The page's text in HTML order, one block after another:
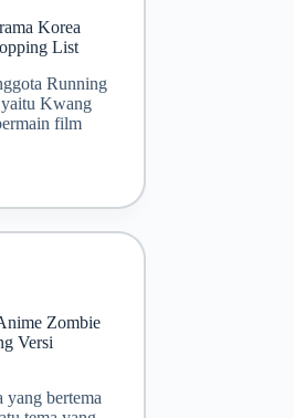
Korea
List
Running
Kwang
film
Zombie
Versi
yang bertema